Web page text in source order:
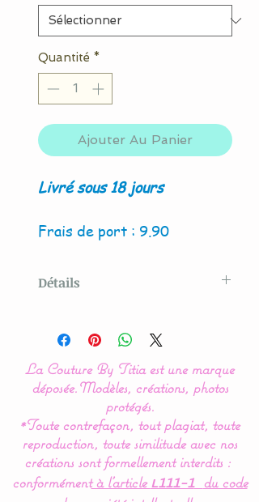
Quantité *
Ajouter Au Panier
Livré sous 18 jours
Frais de port : 9.90
Détails
Couture By Titia
Ce tour de Lit est composé
de 5 coussins en forme de
nuages pour une déco de
chambre tout en douceur.
Dimensions :
La Couture By Titia est une marque
déposée.Modèles, créations, photos
protégés.
*Toute contrefaçon, tout plagiat, toute
reproduction, toute similitude avec nos
créations sont formellement interdits :
conformémentà l’article L111-1
du code